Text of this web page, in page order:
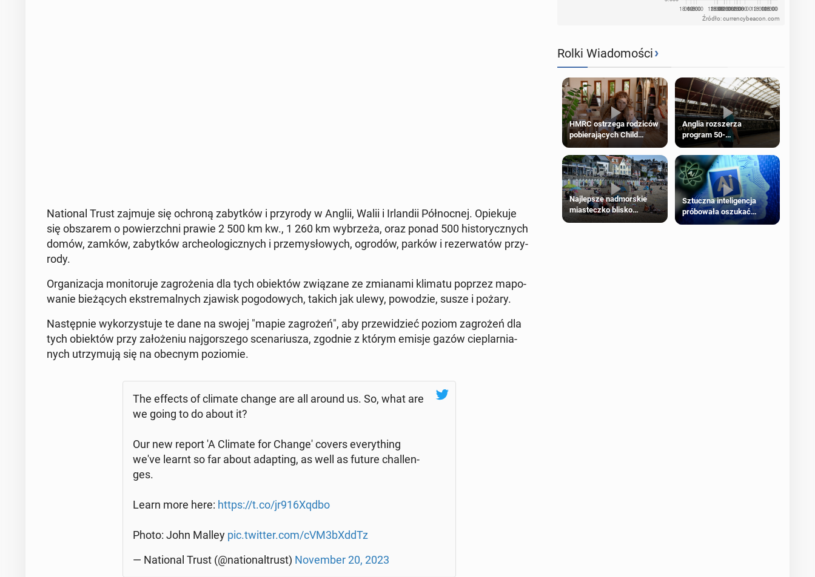
Na­tio­nal Trust zajmuje się ochroną za­byt­ków i przy­ro­dy w Anglii, Walii i Ir­lan­dii Pół­noc­nej. Opie­ku­je
się ob­sza­rem o po­wierzch­ni prawie 2 500 km kw., 1 260 km wy­brze­ża, oraz ponad 500 hi­sto­rycz­nych
domów, zamków, za­byt­ków ar­che­olo­gicz­nych i prze­my­sło­wych, ogrodów, parków i re­zer­wa­tów przy­
ro­dy.
Or­ga­ni­za­cja mo­ni­to­ru­je za­gro­że­nia dla tych obiek­tów zwią­za­ne ze zmia­na­mi klimatu poprzez ma­po­
wa­nie bie­żą­cych eks­tre­mal­nych zjawisk po­go­do­wych, takich jak ulewy, po­wo­dzie, susze i pożary.
Na­stęp­nie wy­ko­rzy­stu­je te dane na swojej "mapie za­gro­żeń", aby prze­wi­dzieć poziom za­gro­żeń dla
tych obiek­tów przy za­ło­że­niu naj­gor­sze­go sce­na­riu­sza, zgodnie z którym emisje gazów cie­plar­nia­
nych utrzy­mu­ją się na obecnym po­zio­mie.
The effects of climate change are all around us. So, what are
we going to do about it?
Our new report 'A Climate for Change' covers eve­ry­thing
we've learnt so far about ad­ap­ting, as well as future chal­len­
ges.
Learn more here: https://t.co/jr916Xqdbo
Photo: John Malley pic.twitter.com/cVM3bXddTz
— Na­tio­nal Trust (@na­tio­nal­trust) No­vem­ber 20, 2023
Źródło: currencybeacon.com
Rolki Wiadomości›
HMRC ostrzega rodziców
pobierających Child
Benefit. Mogą być
zobowiązani do zwrotu
zasiłku
Anglia rozszerza
program 50-
procentowych zniżek
kolejowych na 18-latków
Najlepsze nadmorskie
miasteczko blisko
Sztuczna inteligencja
próbowała oszukać
człowieka